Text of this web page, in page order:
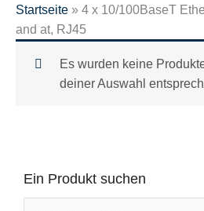
Ein Produkt suchen
Startseite » 4 x 10/100BaseT
and at, RJ45
Es wurden keine
deiner Auswahl